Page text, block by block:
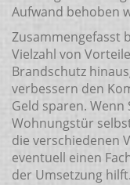
Aufwand behoben
Zusammengefasst
Vielzahl von
Brandschutz
verbessern den
Geld sparen.
Wohnungstür
die verschiedenen
eventuell einen
der Umsetzung hilft.